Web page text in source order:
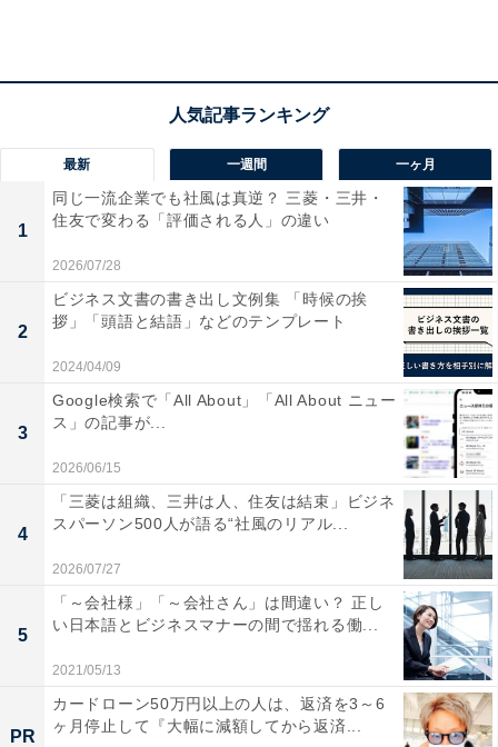
「リモハラだと思う上司の言動」1位は？
部下150人・上司150人が回答
オンライン会議における「容姿・服装」「自宅」、リモ
ートワークにおける「業務管理」に関する上司の言動に
ついて、リモハラだと思うかを調査。すると、リモハラ
だと思う上司の言動のTOP10は、部下、上司ともに同じ
ような回答になりました。
結果は「カメラを常時接続させる」がリモハラだと思う
上司の言動が1位。2位は「部屋全体を映すよう求め
る」、3位は「体型を話題にする」となりました。
最新 一週間 一ヶ月
1
同じ一流企業でも社風は真逆？ 三菱・三井・
住友で変わる「評価される人」の違い
2026/07/28
2
ビジネス文書の書き出し文例集 「時候の挨
拶」「頭語と結語」などのテンプレート
2024/04/09
3
Google検索で「All About」「All About ニュー
ス」の記事が...
2026/06/15
4
「三菱は組織、三井は人、住友は結束」ビジネ
スパーソン500人が語る“社風のリアル...
2026/07/27
5
「～会社様」「～会社さん」は間違い？ 正し
い日本語とビジネスマナーの間で揺れる働...
2021/05/13
PR
カードローン50万円以上の人は、返済を3～6
ヶ月停止して『大幅に減額してから返済...